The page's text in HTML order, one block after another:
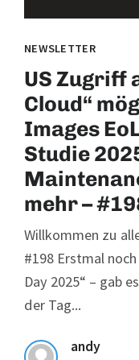
NEWSLETTER
US Zugriff
Cloud“
Images
Studie
mehr –
Willkommen zu
#198 Erstmal
Day 2025“ – gab
der Tag...
andy